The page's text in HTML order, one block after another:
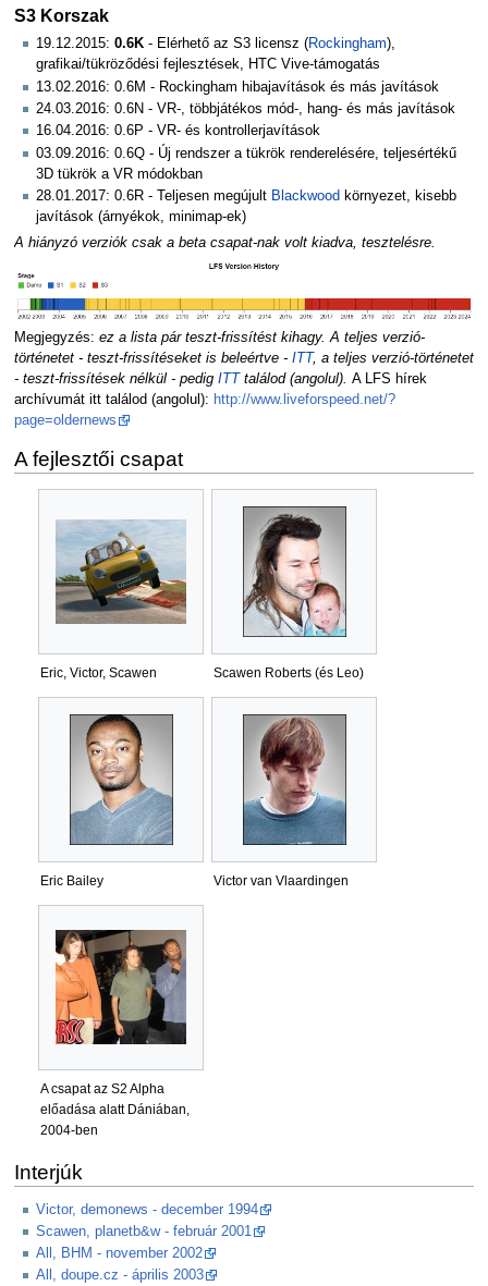
S3 Korszak
19.12.2015: 0.6K - Elérhető az S3 licensz (Rockingham),
grafikai/tükröződési fejlesztések, HTC Vive-támogatás
13.02.2016: 0.6M - Rockingham hibajavítások és más javítások
24.03.2016: 0.6N - VR-, többjátékos mód-, hang- és más javítások
16.04.2016: 0.6P - VR- és kontrollerjavítások
03.09.2016: 0.6Q - Új rendszer a tükrök renderelésére, teljesértékű
3D tükrök a VR módokban
28.01.2017: 0.6R - Teljesen megújult Blackwood környezet, kisebb
javítások (árnyékok, minimap-ek)
A hiányzó verziók csak a beta csapat-nak volt kiadva, tesztelésre.
Megjegyzés: ez a lista pár teszt-frissítést kihagy. A teljes verzió-
történetet - teszt-frissítéseket is beleértve - ITT, a teljes verzió-történetet
- teszt-frissítések nélkül - pedig ITT találod (angolul). A LFS hírek
archívumát itt találod (angolul): http://www.liveforspeed.net/?
page=oldernews
A fejlesztői csapat
Eric, Victor, Scawen Scawen Roberts (és Leo)
Eric Bailey Victor van Vlaardingen
A csapat az S2 Alpha
előadása alatt Dániában,
2004-ben
Interjúk
Victor, demonews - december 1994
Scawen, planetb&w - február 2001
All, BHM - november 2002
All, doupe.cz - április 2003